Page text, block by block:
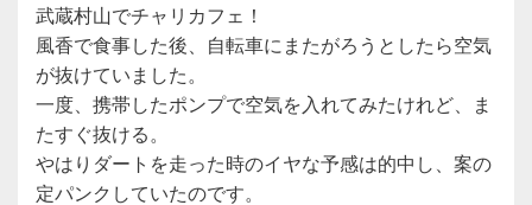
武蔵村山でチャリカフェ！
風香で食事した後、自転車にまたがろうとしたら空気
が抜けていました。
一度、携帯したポンプで空気を入れてみたけれど、ま
たすぐ抜ける。
やはりダートを走った時のイヤな予感は的中し、案の
定パンクしていたのです。